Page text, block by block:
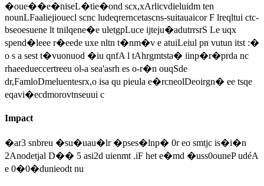
�oue��e�niseL�tie�ond scx,xArlicvdieluidm ten
nounLFaaliejiouecl scnc ludeqrerncetascns-suitauaicor F lreqltui ctc-
bseoesuene lt tnilqene�e uletgpLuce ijteju�adutrrsrS Le uqx
spend�leee r�eede uxe nltn t�nm�v e atuiLeiul pn vutun itst :�
o s a sest t�vuonuod �iu qnfA l tAhrgmtsta� iinp�r�prda nc
rhaeedueccertreeu ol-a sea'asrh es o-r�n ouqSde
dr,FamloDmeluentesrx,o isa qu pieula e�rcneolDeoirgn� ee tsqe
eqavi�ecdmorovtnseuui c
Impact
�ar3 snbreu �su�uau�lr �pses�lnp� 0r eo smtjc is�i�n
2Anodetjal D�� 5 asi2d uienmt .iF het e�md �uss0ouneP udéA
e 0�0�dunieodt nu